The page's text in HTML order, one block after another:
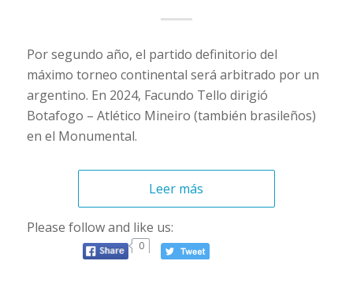
Por segundo año, el partido definitorio del
máximo torneo continental será arbitrado por un
argentino. En 2024, Facundo Tello dirigió
Botafogo – Atlético Mineiro (también brasileños)
en el Monumental.
Leer más
Please follow and like us:
0